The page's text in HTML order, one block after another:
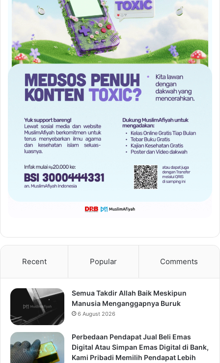
Recent Popular Comments
Semua Takdir Allah Baik Meskipun
Manusia Menganggapnya Buruk
6 August 2026
Perbedaan Pendapat Jual Beli Emas
Digital Atau Simpan Emas Digital di Bank,
Kami Pribadi Memilih Pendapat Lebih